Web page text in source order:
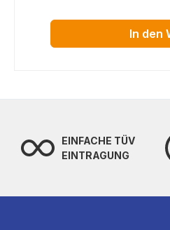
In den
EINFACHE TÜV
EINTRAGUNG